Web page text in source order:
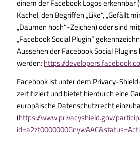
einem der Facebook Logos erkennbar
Kachel, den Begriffen „Like“, „Gefällt
„Daumen hoch“-Zeichen) oder sind
„Facebook Social Plugin“
Aussehen der Facebook Social
werden:https://
Facebook ist unter dem Privacy-
zertifiziert und bietet hierdurch eine
europäische Datenschutzrecht
(https://www.privacyshield.gov/